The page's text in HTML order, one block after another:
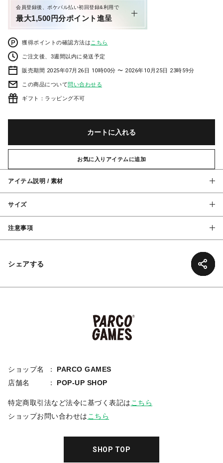
会員登録後、ポケパル払い初回登録&利用で
最大1,500円分ポイント進呈
獲得ポイントの確認方法は こちら
ご注文後、3週間以内に発送予定
販売期間 2025年07月26日 10時00分 〜 2026年10月25日 23時59分
この商品について問い合わせる
ギフト：ラッピング不可
カートに入れる
お気に入りアイテムに追加
アイテム説明 / 素材
サイズ
注意事項
シェアする
ショップ名
PARCO GAMES
店舗名
POP-UP SHOP
特定商取引法など法令に基づく表記はこちら
ショップお問い合わせはこちら
SHOP TOP